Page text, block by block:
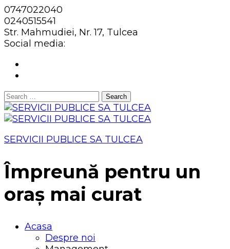
0747022040
0240515541
Str. Mahmudiei, Nr. 17, Tulcea
Social media:
Search
for:
SERVICII PUBLICE SA TULCEA
Împreună pentru un
oraș mai curat
Acasa
Despre noi